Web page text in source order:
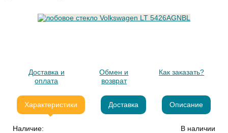
Доставка и
оплата
Обмен и
возврат
Как заказать?
Характеристики Доставка Описание
Наличие:
В наличии